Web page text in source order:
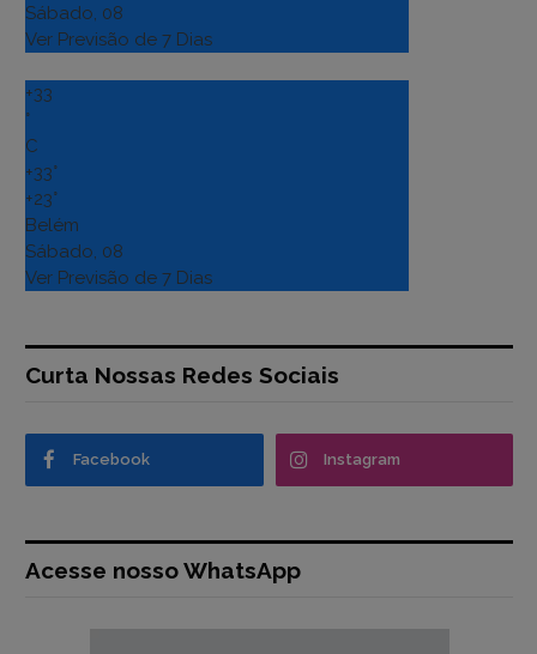
Sábado, 08
Ver Previsão de 7 Dias
+33
°
C
+33°
+23°
Belém
Sábado, 08
Ver Previsão de 7 Dias
Curta Nossas Redes Sociais
Facebook Instagram
Acesse nosso WhatsApp